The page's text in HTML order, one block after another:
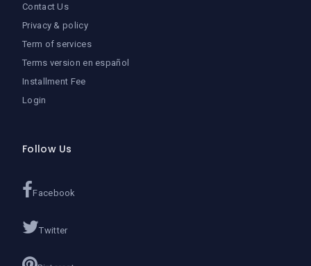
Contact Us
Privacy & policy
Term of services
Terms version en español
Installment Fee
Login
Follow Us
Facebook
Twitter